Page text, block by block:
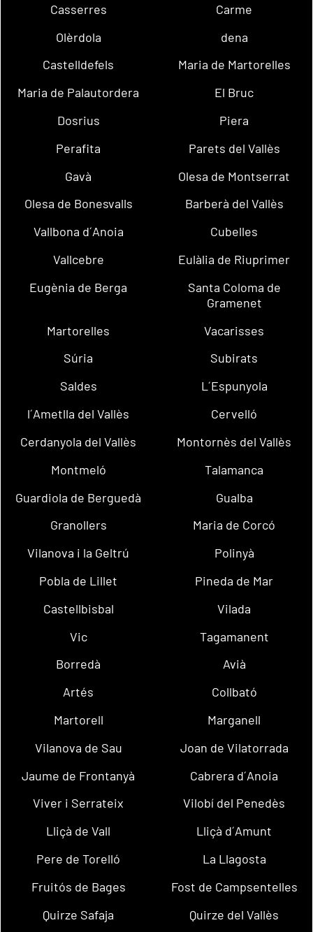
Casserres
Carme
Olèrdola
dena
Castelldefels
Maria de Martorelles
Maria de Palautordera
El Bruc
Dosrius
Piera
Perafita
Parets del Vallès
Gavà
Olesa de Montserrat
Olesa de Bonesvalls
Barberà del Vallès
Vallbona d´Anoia
Cubelles
Vallcebre
Eulàlia de Riuprimer
Eugènia de Berga
Santa Coloma de
Gramenet
Martorelles
Vacarisses
Súria
Subirats
Saldes
L´Espunyola
l´Ametlla del Vallès
Cervelló
Cerdanyola del Vallès
Montornès del Vallès
Montmeló
Talamanca
Guardiola de Berguedà
Gualba
Granollers
Maria de Corcó
Vilanova i la Geltrú
Polinyà
Pobla de Lillet
Pineda de Mar
Castellbisbal
Vilada
Vic
Tagamanent
Borredà
Avià
Artés
Collbató
Martorell
Marganell
Vilanova de Sau
Joan de Vilatorrada
Jaume de Frontanyà
Cabrera d´Anoia
Viver i Serrateix
Vilobí del Penedès
Lliçà de Vall
Lliçà d´Amunt
Pere de Torelló
La Llagosta
Fruitós de Bages
Fost de Campsentelles
Quirze Safaja
Quirze del Vallès